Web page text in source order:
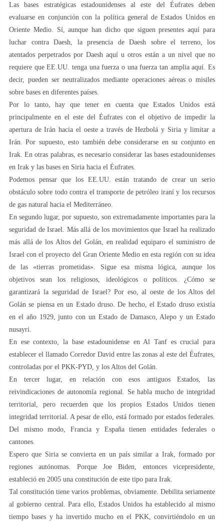
Las bases estratégicas estadounidenses al este del Éufrates deben
evaluarse en conjunción con la política general de Estados Unidos en
Oriente Medio. Sí, aunque han dicho que siguen presentes aquí para
luchar contra Daesh, la presencia de Daesh sobre el terreno, los
atentados perpetrados por Daesh aquí u otros están a un nivel que no
requiere que EE.UU. tenga una fuerza o una fuerza tan amplia aquí. Es
decir, pueden ser neutralizados mediante operaciones aéreas o misiles
sobre bases en diferentes países.
Por lo tanto, hay que tener en cuenta que Estados Unidos está
principalmente en el este del Éufrates con el objetivo de impedir la
apertura de Irán hacia el oeste a través de Hezbolá y Siria y limitar a
Irán. Por supuesto, esto también debe considerarse en su conjunto en
Irak. En otras palabras, es necesario considerar las bases estadounidenses
en Irak y las bases en Siria hacia el Éufrates.
Podemos pensar que los EE.UU. están tratando de crear un serio
obstáculo sobre todo contra el transporte de petróleo iraní y los recursos
de gas natural hacia el Mediterráneo.
En segundo lugar, por supuesto, son extremadamente importantes para la
seguridad de Israel. Más allá de los movimientos que Israel ha realizado
más allá de los Altos del Golán, en realidad equiparo el suministro de
Israel con el proyecto del Gran Oriente Medio en esta región con su idea
de las «tierras prometidas». Sigue esa misma lógica, aunque los
objetivos sean los religiosos, ideológicos o políticos. ¿Cómo se
garantizará la seguridad de Israel? Por eso, al oeste de los Altos del
Golán se piensa en un Estado druso. De hecho, el Estado druso existía
en el año 1929, junto con un Estado de Damasco, Alepo y un Estado
nusayri.
En ese contexto, la base estadounidense en Al Tanf es crucial para
establecer el llamado Corredor David entre las zonas al este del Éufrates,
controladas por el PKK-PYD, y los Altos del Golán.
En tercer lugar, en relación con esos antiguos Estados, las
reivindicaciones de autonomía regional. Se habla mucho de integridad
territorial, pero recuerden que los propios Estados Unidos tienen
integridad territorial. A pesar de ello, está formado por estados federales.
Del mismo modo, Francia y España tienen entidades federales o
cantones.
Espero que Siria se convierta en un país similar a Irak, formado por
regiones autónomas. Porque Joe Biden, entonces vicepresidente,
estableció en 2005 una constitución de este tipo para Irak.
Tal constitución tiene varios problemas, obviamente. Debilita seriamente
al gobierno central. Para ello, Estados Unidos ha establecido al mismo
tiempo bases y ha invertido mucho en el PKK, convirtiéndolo en un